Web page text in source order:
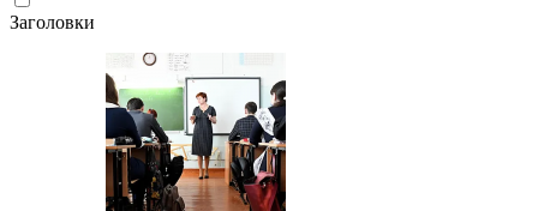
Заголовки